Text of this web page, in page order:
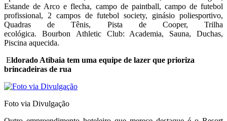
Estande de Arco e flecha, campo de paintball, campo de futebol
profissional, 2 campos de futebol society, ginásio poliesportivo,
Quadras de Tênis, Pista de Cooper, Trilha
ecológica. Bourbon Athletic Club: Academia, Sauna, Duchas,
Piscina aquecida.
Eldorado Atibaia tem uma equipe de lazer que prioriza
brincadeiras de rua
Foto via Divulgação